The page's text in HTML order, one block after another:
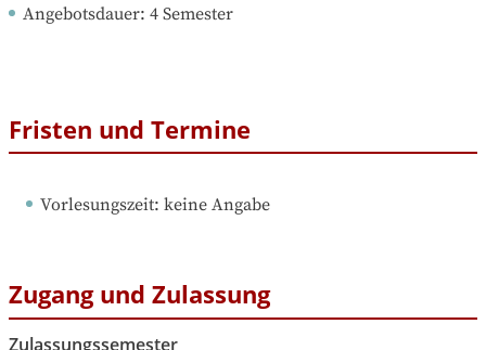
Angebotsdauer: 4 Semester
Fristen und Termine
Vorlesungszeit: keine Angabe
Zugang und Zulassung
Zulassungssemester